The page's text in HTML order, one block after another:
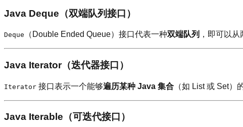
Java Deque（双端队列接口）
Deque （Double Ended Queue）接口代表一种双端队列 ，即可以
Java Iterator（迭代器接口）
Iterator 接口表示一个能够遍历某种 Java 集合 （如 List 或 Set
Java Iterable（可迭代接口）